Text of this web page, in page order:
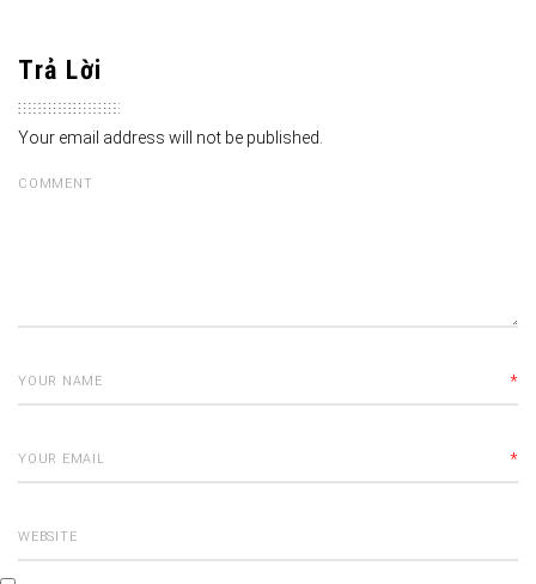
Trả Lời
Your email address will not be published.
*
*